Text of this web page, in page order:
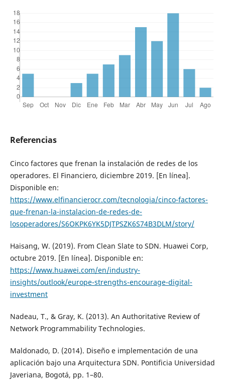
Referencias
Cinco factores que frenan la instalación de redes de los
operadores. El Financiero, diciembre 2019. [En línea].
Disponible en:
https://www.elfinancierocr.com/tecnologia/cinco-factores-
que-frenan-la-instalacion-de-redes-de-
losoperadores/S6OKPK6YK5DJTPSZK6S74B3DLM/story/
Haisang, W. (2019). From Clean Slate to SDN. Huawei Corp,
octubre 2019. [En línea]. Disponible en:
https://www.huawei.com/en/industry-
insights/outlook/europe-strengths-encourage-digital-
investment
Nadeau, T., & Gray, K. (2013). An Authoritative Review of
Network Programmability Technologies.
Maldonado, D. (2014). Diseño e implementación de una
aplicación bajo una Arquitectura SDN. Pontificia Universidad
Javeriana, Bogotá, pp. 1–80.